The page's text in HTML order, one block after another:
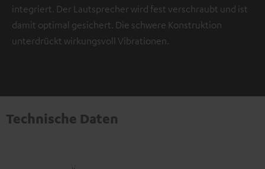
integriert. Der Lautsprecher wird fest verschraubt und ist
damit optimal gesichert. Die schwere Konstruktion
unterdrückt wirkungsvoll Vibrationen.
Technische Daten